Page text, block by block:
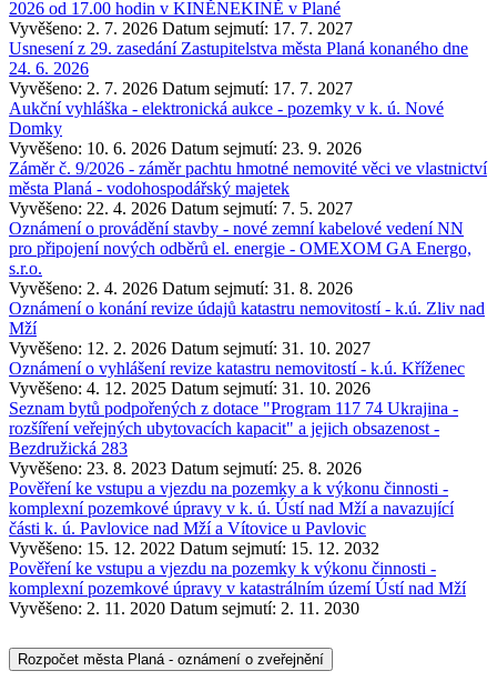
2026 od 17.00 hodin v KINĚNEKINĚ v Plané
Vyvěšeno: 2. 7. 2026 Datum sejmutí: 17. 7. 2027
Usnesení z 29. zasedání Zastupitelstva města Planá konaného dne
24. 6. 2026
Vyvěšeno: 2. 7. 2026 Datum sejmutí: 17. 7. 2027
Aukční vyhláška - elektronická aukce - pozemky v k. ú. Nové
Domky
Vyvěšeno: 10. 6. 2026 Datum sejmutí: 23. 9. 2026
Záměr č. 9/2026 - záměr pachtu hmotné nemovité věci ve vlastnictví
města Planá - vodohospodářský majetek
Vyvěšeno: 22. 4. 2026 Datum sejmutí: 7. 5. 2027
Oznámení o provádění stavby - nové zemní kabelové vedení NN
pro připojení nových odběrů el. energie - OMEXOM GA Energo,
s.r.o.
Vyvěšeno: 2. 4. 2026 Datum sejmutí: 31. 8. 2026
Oznámení o konání revize údajů katastru nemovitostí - k.ú. Zliv nad
Mží
Vyvěšeno: 12. 2. 2026 Datum sejmutí: 31. 10. 2027
Oznámení o vyhlášení revize katastru nemovitostí - k.ú. Kříženec
Vyvěšeno: 4. 12. 2025 Datum sejmutí: 31. 10. 2026
Seznam bytů podpořených z dotace "Program 117 74 Ukrajina -
rozšíření veřejných ubytovacích kapacit" a jejich obsazenost -
Bezdružická 283
Vyvěšeno: 23. 8. 2023 Datum sejmutí: 25. 8. 2026
Pověření ke vstupu a vjezdu na pozemky a k výkonu činnosti -
komplexní pozemkové úpravy v k. ú. Ústí nad Mží a navazující
části k. ú. Pavlovice nad Mží a Vítovice u Pavlovic
Vyvěšeno: 15. 12. 2022 Datum sejmutí: 15. 12. 2032
Pověření ke vstupu a vjezdu na pozemky k výkonu činnosti -
komplexní pozemkové úpravy v katastrálním území Ústí nad Mží
Vyvěšeno: 2. 11. 2020 Datum sejmutí: 2. 11. 2030
Rozpočet města Planá - oznámení o zveřejnění